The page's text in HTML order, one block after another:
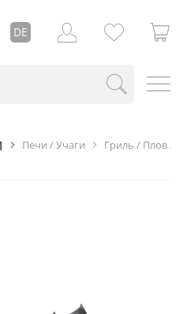
DE
Гриль / Плов /
Печи / Учаги